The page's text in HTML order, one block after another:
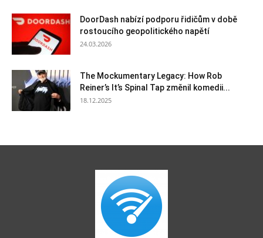
DoorDash nabízí podporu řidičům v době
rostoucího geopolitického napětí
24.03.2026
The Mockumentary Legacy: How Rob
Reiner’s It’s Spinal Tap změnil komedii...
18.12.2025